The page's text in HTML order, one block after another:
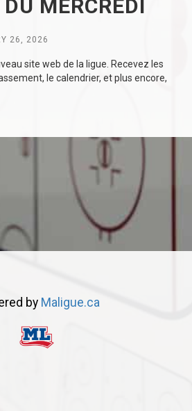
MERCREDI
26, 2026
site web de la ligue. Recevez les
le calendrier, et plus encore,
by Maligue.ca